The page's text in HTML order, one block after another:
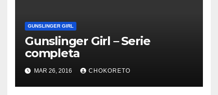
GUNSLINGER GIRL
Gunslinger Girl – Serie
completa
MAR 26, 2016 CHOKORETO